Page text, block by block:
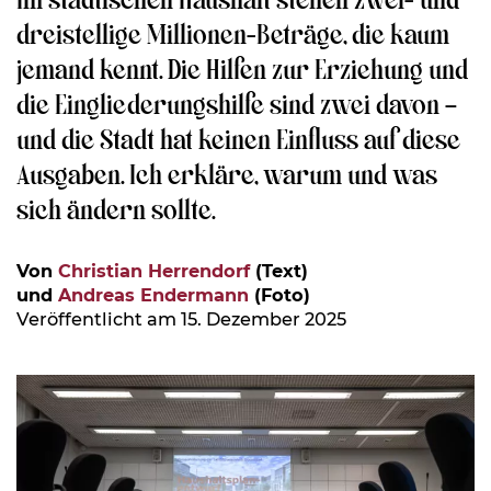
dreistellige Millionen-Beträge, die kaum
jemand kennt. Die Hilfen zur Erziehung und
die Eingliederungshilfe sind zwei davon –
und die Stadt hat keinen Einfluss auf diese
Ausgaben. Ich erkläre, warum und was
sich ändern sollte.
Von Christian Herrendorf(Text)
und Andreas Endermann (Foto)
Veröffentlicht am 15. Dezember 2025